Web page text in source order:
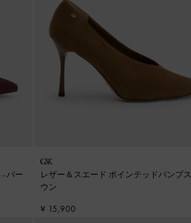
-バー
レザー＆スエード ポインテッドパンプス
ウン
¥ 15,900